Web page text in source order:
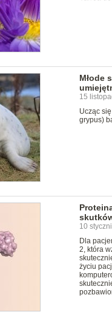
Młode
15
Ucząc
grypus)
10
Dla
2, która
życiu